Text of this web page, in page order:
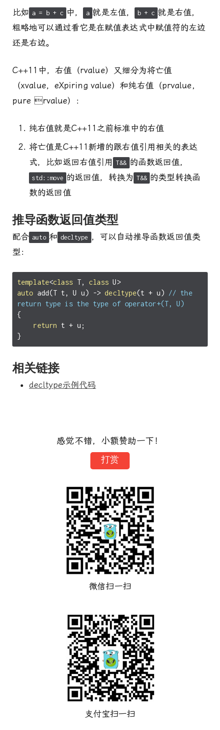
比如 a = b + c 中， a 就是左值， b + c 就是右值，
粗略地可以通过看它是在赋值表达式中赋值符的左边
还是右边。
C++11中，右值（rvalue）又细分为将亡值
（xvalue，eXpiring value）和纯右值（prvalue，
pure rvalue）：
纯右值就是C++11之前标准中的右值
将亡值是C++11新增的跟右值引用相关的表达
式，比如返回右值引用 T&& 的函数返回值，
std::move 的返回值，转换为 T&& 的类型转换函
数的返回值
推导函数返回值类型
配合 auto 和 decltype ，可以自动推导函数返回值类
型：
template<class T, class U>
auto add(T t, U u) -> decltype(t + u) // the
return type is the type of operator+(T, U)
{
return t + u ;
}
相关链接
decltype示例代码
感觉不错，小额赞助一下！
打赏
微信扫一扫
支付宝扫一扫